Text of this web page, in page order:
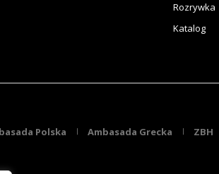
Rozrywka
Katalog
Polska Ambasada Grecka ZBH